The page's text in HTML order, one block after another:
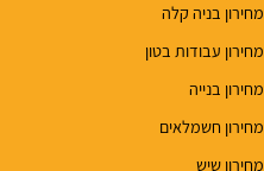
מחירון בניה קלה
מחירון עבודות בטון
מחירון בנייה
מחירון חשמלאים
מחירון שיש